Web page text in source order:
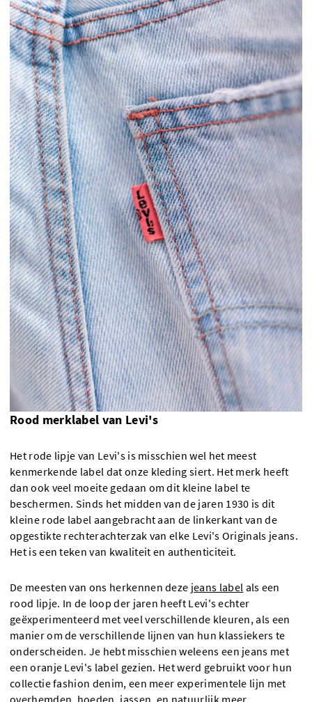
Rood merklabel van Levi's
Het rode lipje van Levi's is misschien wel het meest
kenmerkende label dat onze kleding siert. Het merk heeft
dan ook veel moeite gedaan om dit kleine label te
beschermen. Sinds het midden van de jaren 1930 is dit
kleine rode label aangebracht aan de linkerkant van de
opgestikte rechterachterzak van elke Levi's Originals jeans.
Het is een teken van kwaliteit en authenticiteit.
De meesten van ons herkennen deze jeans label als een
rood lipje. In de loop der jaren heeft Levi's echter
geëxperimenteerd met veel verschillende kleuren, als een
manier om de verschillende lijnen van hun klassiekers te
onderscheiden. Je hebt misschien weleens een jeans met
een oranje Levi's label gezien. Het werd gebruikt voor hun
collectie fashion denim, een meer experimentele lijn met
overhemden, hoeden, jassen, en natuurlijk meer